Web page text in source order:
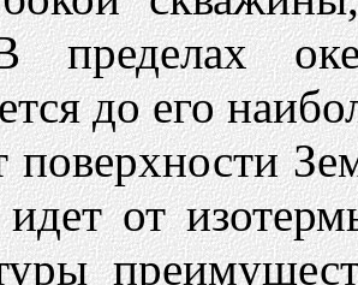
до его
поверхности
идет от